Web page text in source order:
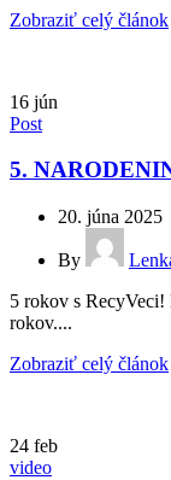
Zobraziť celý článok
16 jún
Post
5.
20. júna 2025
By
5 rokov s RecyVeci!
rokov....
Zobraziť celý článok
24 feb
video